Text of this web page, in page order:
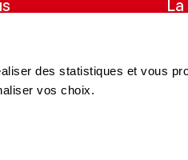
des statistiques et vous
vos choix.
YoutubeLinkedin